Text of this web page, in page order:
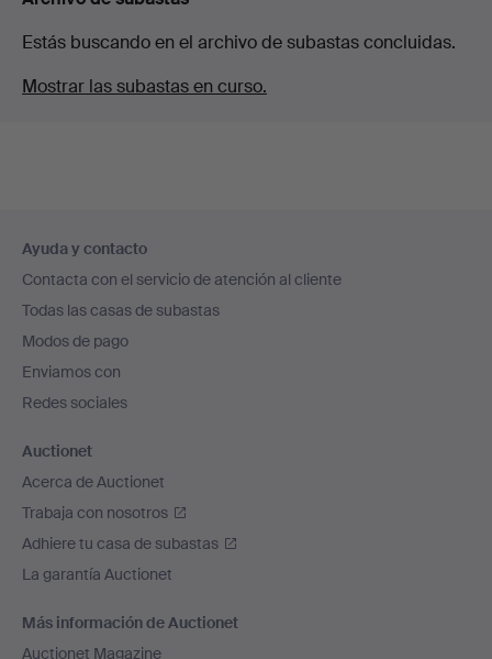
Estás buscando en el archivo de subastas concluidas.
Mostrar las subastas en curso.
en
el
pie
de
página
Ayuda y contacto
Contacta con el servicio de atención al cliente
Todas las casas de subastas
Modos de pago
Enviamos con
Redes sociales
Auctionet
Acerca de Auctionet
Trabaja con nosotros
Adhiere tu casa de subastas
La garantía Auctionet
Más información de Auctionet
Auctionet Magazine